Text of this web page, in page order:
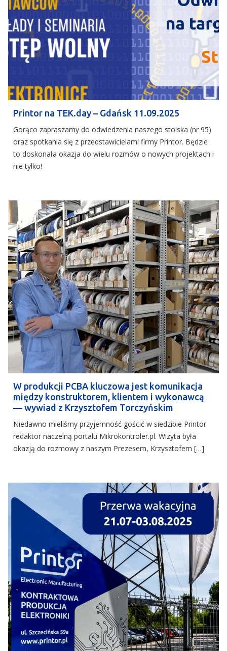
Printor na TEK.day – Gdańsk 11.09.2025
Gorąco zapraszamy do odwiedzenia naszego stoiska (nr 95)
oraz spotkania się z przedstawicielami firmy Printor. Będzie
to doskonała okazja do wielu rozmów o nowych projektach i
nie tylko!
W produkcji PCBA kluczowa jest komunikacja
między konstruktorem, klientem i wykonawcą
— wywiad z Krzysztofem Torczyńskim
Niedawno mieliśmy przyjemność gościć w siedzibie Printor
redaktor naczelną portalu Mikrokontroler.pl. Wizyta była
okazją do rozmowy z naszym Prezesem, Krzysztofem […]